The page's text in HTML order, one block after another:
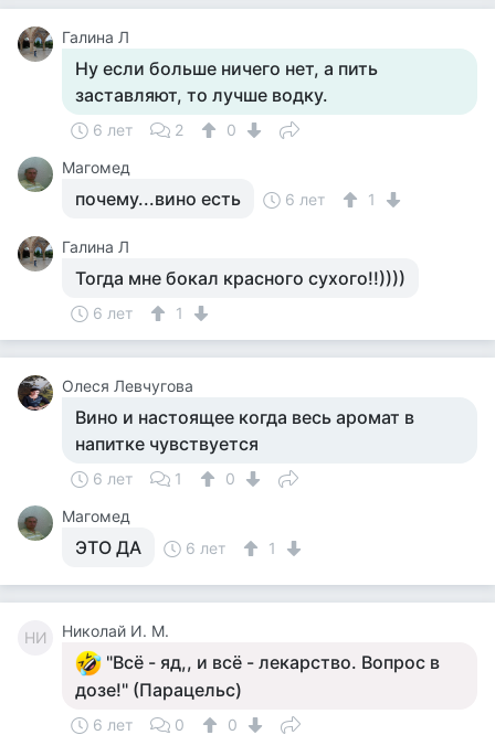
Галина Л
Ну если больше ничего нет, а пить
заставляют, то лучше водку.
6 лет 2
0
Магомед
почему...вино есть 6 лет 1
Галина Л
Тогда мне бокал красного сухого!!))))
6 лет 1
Олеся Левчугова
Вино и настоящее когда весь аромат в
напитке чувствуется
6 лет 1
0
Магомед
ЭТО ДА 6 лет 1
НИ Николай И. М.
"Всё - яд,, и всё - лекарство. Вопрос в
дозе!" (Парацельс)
6 лет 0 0